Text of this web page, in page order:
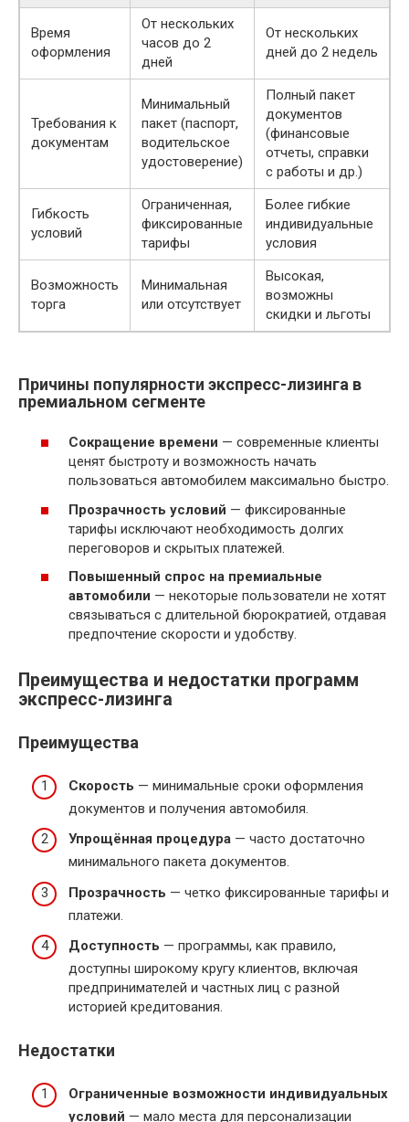
Время
оформления
От нескольких
часов до 2
дней
От нескольких
дней до 2 недель
Требования к
документам
Минимальный
пакет (паспорт,
водительское
удостоверение)
Полный пакет
документов
(финансовые
отчеты, справки
с работы и др.)
Гибкость
условий
Ограниченная,
фиксированные
тарифы
Более гибкие
индивидуальные
условия
Возможность
торга
Минимальная
или отсутствует
Высокая,
возможны
скидки и льготы
Причины популярности экспресс-лизинга в
премиальном сегменте
Сокращение времени — современные клиенты
ценят быстроту и возможность начать
пользоваться автомобилем максимально быстро.
Прозрачность условий — фиксированные
тарифы исключают необходимость долгих
переговоров и скрытых платежей.
Повышенный спрос на премиальные
автомобили — некоторые пользователи не хотят
связываться с длительной бюрократией, отдавая
предпочтение скорости и удобству.
Преимущества и недостатки программ
экспресс-лизинга
Преимущества
Скорость — минимальные сроки оформления
документов и получения автомобиля.
Упрощённая процедура — часто достаточно
минимального пакета документов.
Прозрачность — четко фиксированные тарифы и
платежи.
Доступность — программы, как правило,
доступны широкому кругу клиентов, включая
предпринимателей и частных лиц с разной
историей кредитования.
Недостатки
Ограниченные возможности индивидуальных
условий — мало места для персонализации